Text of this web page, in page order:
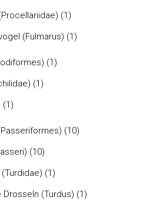
(1)
(Fulmarus) (1)
(1)
(1)
(1)
(10)
(10)
(1)
Drosseln (Turdus) (1)